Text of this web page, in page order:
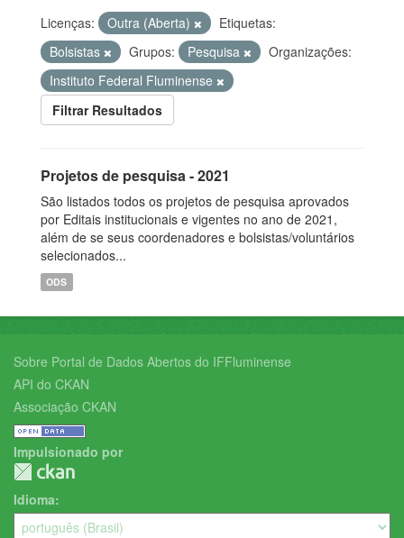
Licenças: Outra (Aberta)
Etiquetas:
Bolsistas
Grupos: Pesquisa
Organizações:
Instituto Federal Fluminense
Filtrar Resultados
Projetos de pesquisa - 2021
São listados todos os projetos de pesquisa aprovados
por Editais institucionais e vigentes no ano de 2021,
além de se seus coordenadores e bolsistas/voluntários
selecionados...
ODS
Sobre Portal de Dados Abertos do IFFluminense
API do CKAN
Associação CKAN
Impulsionado por
Idioma